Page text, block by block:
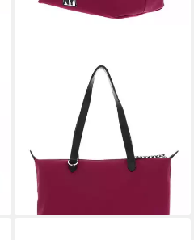
Shopper Shopper
UVP 135,00 €
lieferbar - in 2-3 Werktagen bei dir